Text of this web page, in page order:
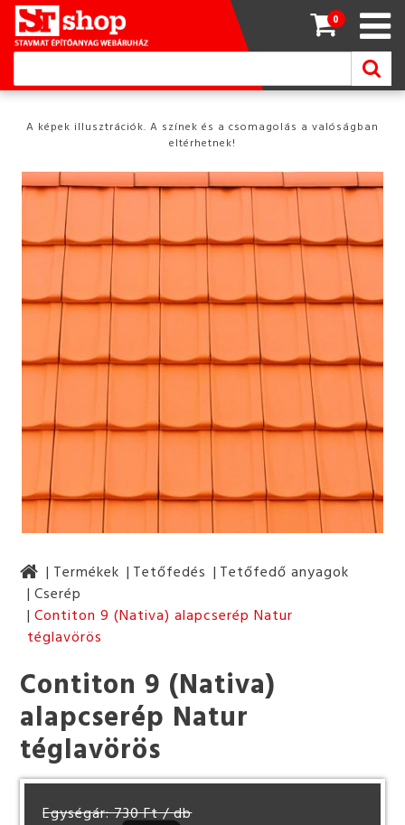
0
A képek illusztrációk. A színek és a csomagolás a valóságban
eltérhetnek!
Termékek Tetőfedés
Tetőfedő anyagok
Cserép
Contiton 9 (Nativa) alapcserép Natur
téglavörös
Contiton 9 (Nativa)
alapcserép Natur
téglavörös
Egységár: 730 Ft/ db